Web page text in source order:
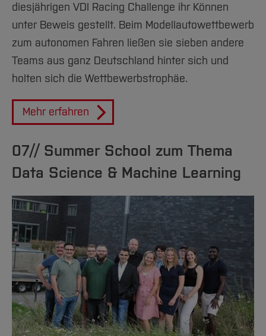
diesjährigen VDI Racing Challenge ihr Können
unter Beweis gestellt. Beim Modellautowettbewerb
zum autonomen Fahren ließen sie sieben andere
Teams aus ganz Deutschland hinter sich und
holten sich die Wettbewerbstrophäe.
Mehr erfahren
07// Summer School zum Thema
Data Science & Machine Learning